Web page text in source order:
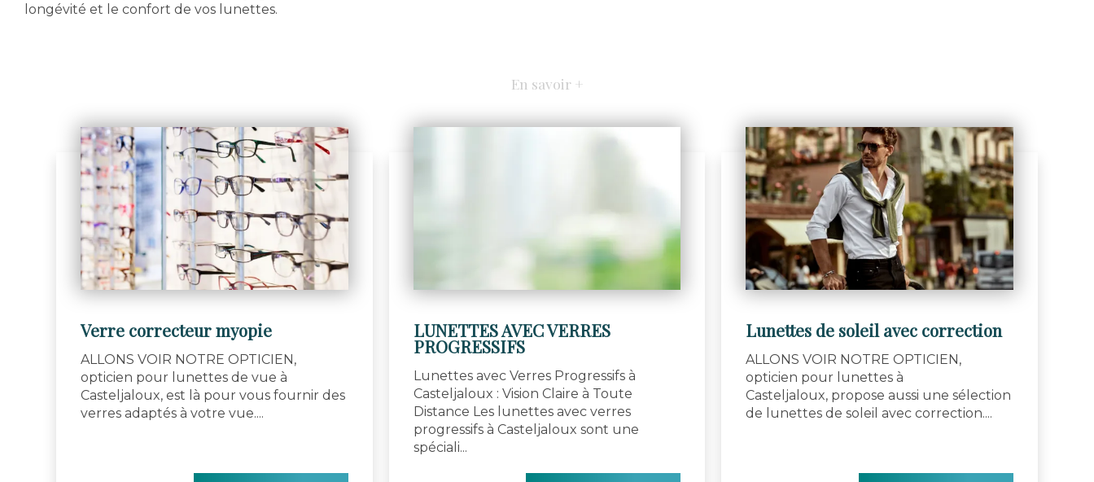
longévité et le confort de vos lunettes.
En savoir +
Verre correcteur myopie
ALLONS VOIR NOTRE OPTICIEN,
opticien pour lunettes de vue à
Casteljaloux, est là pour vous fournir des
verres adaptés à votre vue....
LUNETTES AVEC VERRES
PROGRESSIFS
Lunettes avec Verres Progressifs à
Casteljaloux : Vision Claire à Toute
Distance Les lunettes avec verres
progressifs à Casteljaloux sont une
spéciali...
Lunettes de soleil avec correction
ALLONS VOIR NOTRE OPTICIEN,
opticien pour lunettes à
Casteljaloux, propose aussi une sélection
de lunettes de soleil avec correction....